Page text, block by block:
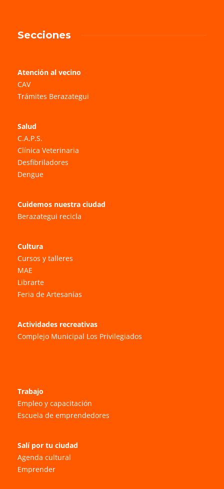
Secciones
Atención al vecino
CAV
Trámites Berazategui
Salud
C.A.P.S.
Clínica Veterinaria
Desfibriladores
Dengue
Cuidemos nuestra ciudad
Berazategui recicla
Cultura
Cursos y talleres
MAE
Librarte
Feria de Artesanías
Actividades recreativas
Complejo Municipal Los Privilegiados
Trabajo
Empleo y capacitación
Escuela de emprendedores
Salí por tu ciudad
Agenda cultural
Emprender